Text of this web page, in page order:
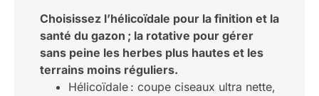
Choisissez l’hélicoïdale pour la finition et la
santé du gazon ; la rotative pour gérer
sans peine les herbes plus hautes et les
terrains moins réguliers.
Hélicoïdale : coupe ciseaux ultra nette,